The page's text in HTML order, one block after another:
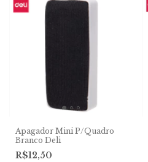
Apagador Mini P/Quadro
Branco Deli
R$12,50